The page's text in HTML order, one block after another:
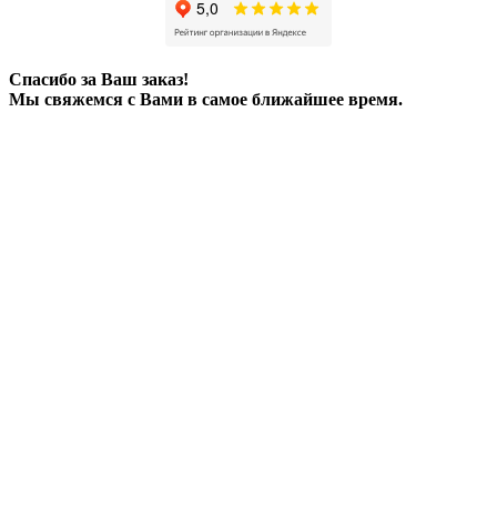
Спасибо за Ваш заказ!
Мы свяжемся с Вами в самое ближайшее время.